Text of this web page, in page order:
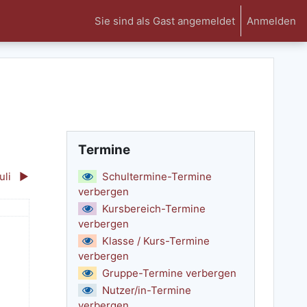
Sie sind als Gast angemeldet Anmelden
▶︎
Sonntag, 7. Juni
Termine
Schultermine-Termine
verbergen
Kursbereich-Termine
verbergen
Klasse / Kurs-Termine
verbergen
Gruppe-Termine verbergen
Nutzer/in-Termine